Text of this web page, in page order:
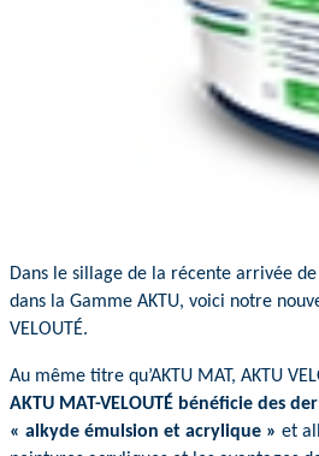
Dans le sillage de la récente arrivée de
dans la Gamme AKTU, voici notre
VELOUTÉ.
Au même titre qu’AKTU MAT, AKTU
AKTU MAT-VELOUTÉ bénéficie des
« alkyde émulsion et acrylique » et